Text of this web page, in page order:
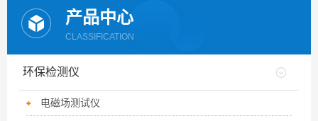
产品中心
CLASSIFICATION
环保检测仪
电磁场测试仪